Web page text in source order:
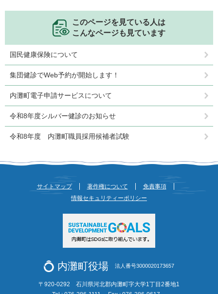
このページを見ている人は
こんなページも見ています
国民健康保険について
集団健診でWeb予約が開始します！
内灘町電子申請サービスについて
令和8年度シルバー健診のお知らせ
令和8年度 内灘町職員採用候補者試験
サイトマップ 著作権について
免責事項
情報セキュリティーポリシー
内灘町役場 法人番号3000020173657
〒920-0292 石川県河北郡内灘町字大学1丁目2番地1